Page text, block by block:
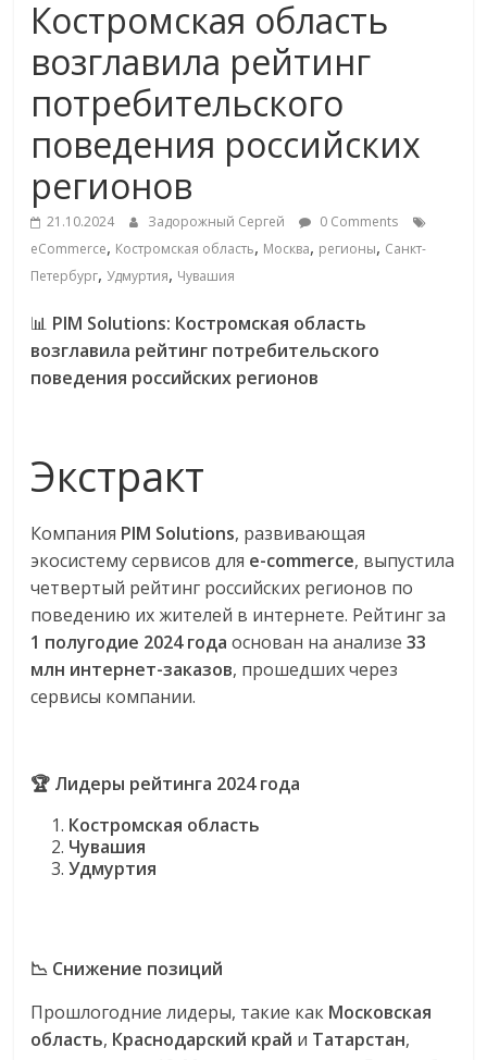
Commerce,
омниканальном
ритейле,
логистике,
технологиях,
соцсетях
Портал
торговле,
сервисах
Commerce,
ритейле,
логистике,
технологиях,
соцсетях.
Нам
знать
Сеть
меняет
жизнь
обсудить
изменения
Костромская область
возглавила рейтинг
потребительского
поведения российских
регионов
21.10.2024 Задорожный Сергей
0 Comments
eCommerce, Костромская область, Москва, регионы, Санкт-
Петербург, Удмуртия, Чувашия
📊 PIM Solutions: Костромская область
возглавила рейтинг потребительского
поведения российских регионов
Экстракт
Компания PIM Solutions, развивающая
экосистему сервисов для e-commerce, выпустила
четвертый рейтинг российских регионов по
поведению их жителей в интернете. Рейтинг за
1 полугодие 2024 года основан на анализе33
млн интернет-заказов, прошедших через
сервисы компании.
🏆 Лидеры рейтинга 2024 года
Костромская область
Чувашия
Удмуртия
📉 Снижение позиций
Прошлогодние лидеры, такие как Московская
область, Краснодарский край и Татарстан,